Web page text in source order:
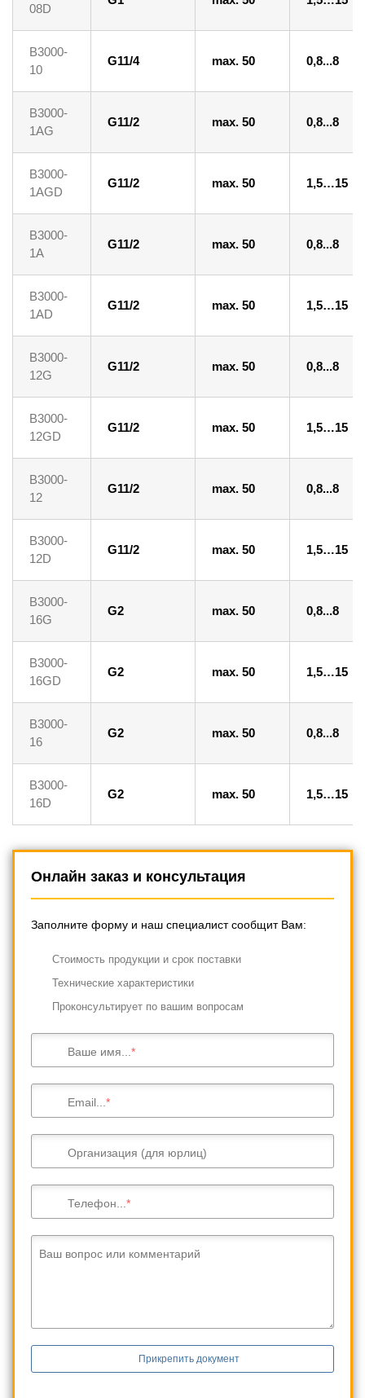
08D
B3000-
10
G11/4 max. 50 0,8...8
B3000-
1AG
G11/2 max. 50 0,8...8
B3000-
1AGD
G11/2 max. 50 1,5…15
B3000-
1A
G11/2 max. 50 0,8...8
B3000-
1AD
G11/2 max. 50 1,5…15
B3000-
12G
G11/2 max. 50 0,8...8
B3000-
12GD
G11/2 max. 50 1,5…15
B3000-
12
G11/2 max. 50 0,8...8
B3000-
12D
G11/2 max. 50 1,5…15
B3000-
16G
G2 max. 50 0,8...8
B3000-
16GD
G2 max. 50 1,5…15
B3000-
16
G2 max. 50 0,8...8
B3000-
16D
G2 max. 50 1,5…15
Онлайн заказ и консультация
Заполните форму и наш специалист сообщит Вам:
Cтоимость продукции и срок поставки
Технические характеристики
Проконсультирует по вашим вопросам
Ваше имя...
Email...
Организация (для юрлиц)
Телефон...
Ваш вопрос или комментарий
Прикрепить документ